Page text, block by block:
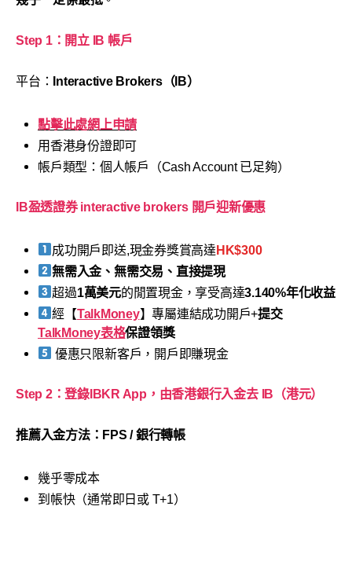
Step 1：開立 IB 帳戶
平台： Interactive Brokers（IB）
點擊此處網上申請
用香港身份證即可
帳戶類型：個人帳戶（Cash Account 已足夠）
IB盈透證券 interactive brokers 開戶迎新優惠
成功開戶即送,現金券獎賞高達 HK$300
無需入金、無需交易、直接提現
超過1萬美元的閒置現金，享受高達3.140%年化收益
經【TalkMoney】專屬連結成功開戶+提交
TalkMoney表格保證領獎
優惠只限新客戶，開戶即賺現金
Step 2：登錄IBKR App，由香港銀行入金去 IB（港元）
推薦入金方法：FPS / 銀行轉帳
幾乎零成本
到帳快（通常即日或 T+1）